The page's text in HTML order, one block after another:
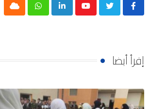
Youtube
LinkedIn
Whatsapp
إقرأ أيضا